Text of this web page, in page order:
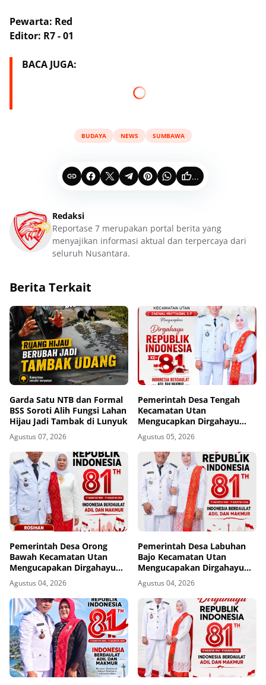
Pewarta: Red
Editor: R7 - 01
BACA JUGA:
BUDAYA NEWS SUMBAWA
...
Redaksi
Reportase 7 merupakan portal berita yang
menyajikan informasi aktual dan terpercaya dari
seluruh Nusantara.
Berita Terkait
Garda Satu NTB dan Formal
BSS Soroti Alih Fungsi Lahan
Hijau Jadi Tambak di Lunyuk
Agustus 07, 2026
Pemerintah Desa Tengah
Kecamatan Utan
Mengucapkan Dirgahayu
Republik Indonesia ke-81
Agustus 05, 2026
Pemerintah Desa Orong
Bawah Kecamatan Utan
Mengucapakan Dirgahayu
Republik Indonesia ke-81
Agustus 04, 2026
Pemerintah Desa Labuhan
Bajo Kecamatan Utan
Mengucapakan Dirgahayu
Republik Indonesia ke-81
Agustus 04, 2026